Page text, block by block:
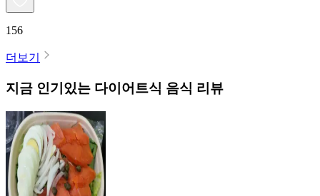
156
더보기
지금 인기있는 다이어트식 음식 리뷰